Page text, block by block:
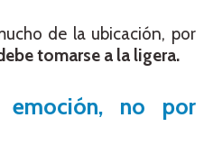
de la ubicación, por
tomarse a la ligera.
emoción, no por